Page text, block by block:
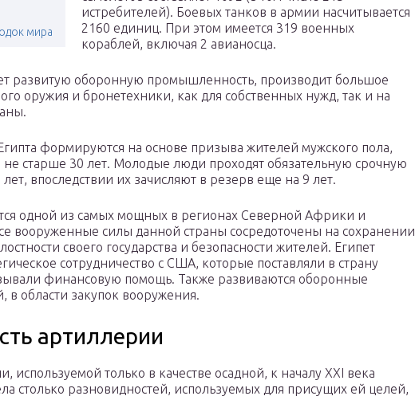
мира
истребителей). Боевых танков в армии насчитывается
2160 единиц. При этом имеется 319 военных
кораблей, включая 2 авианосца.
развитую оборонную промышленность, производит большое
оружия и бронетехники, как для собственных нужд, так и на
формируются на основе призыва жителей мужского пола,
не старше 30 лет. Молодые люди проходят обязательную срочную
впоследствии их зачисляют в резерв еще на 9 лет.
одной из самых мощных в регионах Северной Африки и
вооруженные силы данной страны сосредоточены на сохранении
своего государства и безопасности жителей. Египет
сотрудничество с США, которые поставляли в страну
финансовую помощь. Также развиваются оборонные
в области закупок вооружения.
артиллерии
используемой только в качестве осадной, к началу XXI века
столько разновидностей, используемых для присущих ей целей,